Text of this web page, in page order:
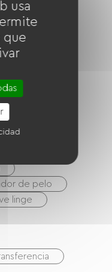
de pelo
linge
usa
que